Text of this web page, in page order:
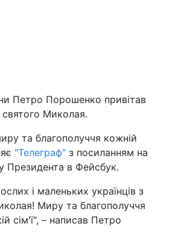
Львів
Харків
Наука
Петро Порошенко привітав
святого Миколая.
та благополуччя кожній
"Телеграф" з посиланням на
Президента в Фейсбук.
і маленьких українців з
Миру та благополуччя
сім'ї", – написав Петро